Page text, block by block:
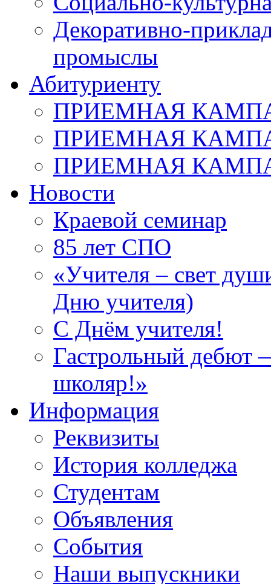
Декоративно-
промыслы
Абитуриенту
ПРИЕМНАЯ
ПРИЕМНАЯ
ПРИЕМНАЯ
Новости
Краевой семинар
85 лет СПО
«Учителя – свет
Дню учителя)
С Днём учителя!
Гастрольный дебют
школяр!»
Информация
Реквизиты
История колледжа
Студентам
Объявления
События
Наши выпускники